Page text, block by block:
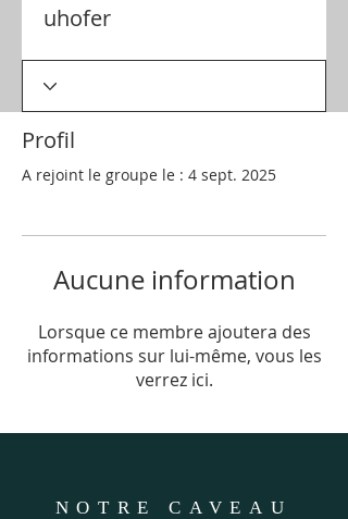
uhofer
Profil
A rejoint le groupe le : 4 sept. 2025
Aucune information
Lorsque ce membre ajoutera des
informations sur lui-même, vous les
verrez ici.
NOTRE CAVEAU